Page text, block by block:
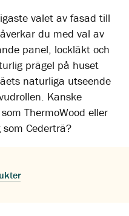
valet av fasad till
du med val av
panel, lockläkt och
prägel på huset
naturliga utseende
Kanske
ThermoWood eller
Cederträ?